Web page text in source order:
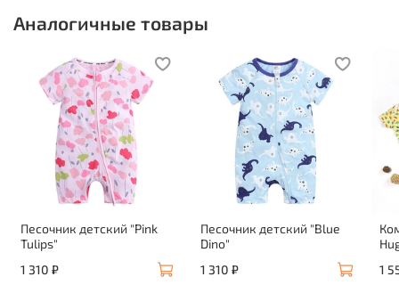
Аналогичные товары
Песочник детский "Pink
Tulips"
1 310 ₽
Песочник детский "Blue
Dino"
1 310 ₽
1